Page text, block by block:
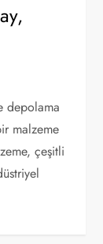
depolama
malzeme
çeşitli